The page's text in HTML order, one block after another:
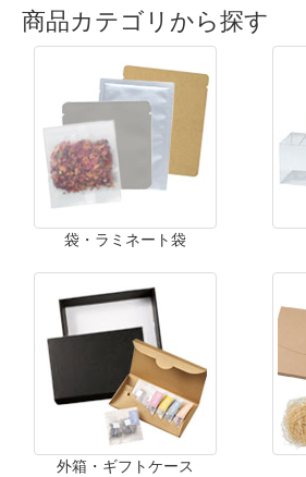
商品カテゴリから探す
袋・ラミネート袋
外箱・ギフトケース